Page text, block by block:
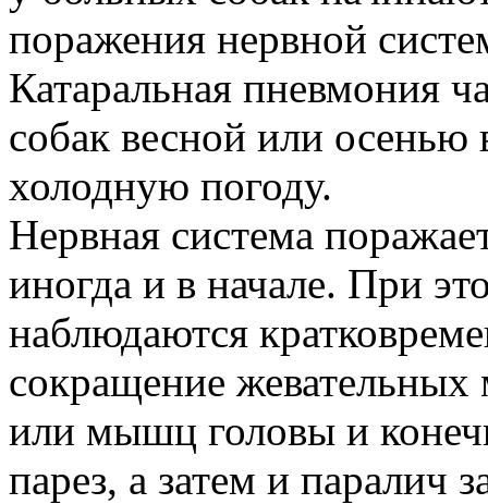
поражения нервной
Катаральная пневмония
собак весной или
холодную погоду.
Нервная система
иногда и в начале. При
наблюдаются
сокращение
или мышц головы и
парез, а затем и паралич